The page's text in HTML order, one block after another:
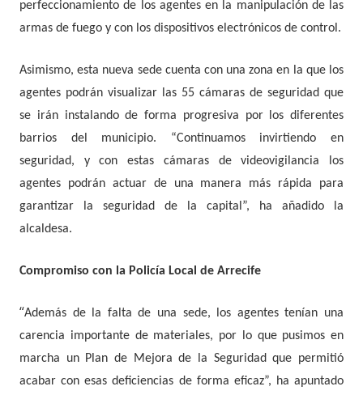
perfeccionamiento de los agentes en la manipulación de las
armas de fuego y con los dispositivos electrónicos de control.
Asimismo, esta nueva sede cuenta con una zona en la que los
agentes podrán visualizar las 55 cámaras de seguridad que
se irán instalando de forma progresiva por los diferentes
barrios del municipio. “Continuamos invirtiendo en
seguridad, y con estas cámaras de videovigilancia los
agentes podrán actuar de una manera más rápida para
garantizar la seguridad de la capital”, ha añadido la
alcaldesa.
Compromiso con la Policía Local de Arrecife
“Además de la falta de una sede, los agentes tenían una
carencia importante de materiales, por lo que pusimos en
marcha un Plan de Mejora de la Seguridad que permitió
acabar con esas deficiencias de forma eficaz”, ha apuntado